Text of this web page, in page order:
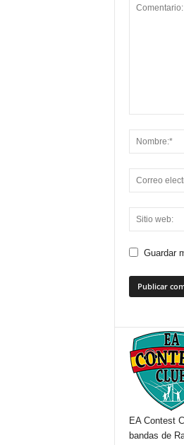
Guardar
EA Contest
bandas de